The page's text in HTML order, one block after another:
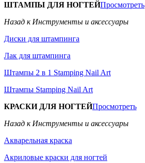
ШТАМПЫ ДЛЯ НОГТЕЙПросмотреть
Назад к Инструменты и аксессуары
Диски для штампинга
Лак для штампинга
Штампы 2 в 1 Stamping Nail Art
Штампы Stamping Nail Art
КРАСКИ ДЛЯ НОГТЕЙПросмотреть
Назад к Инструменты и аксессуары
Акварельная краска
Акриловые краски для ногтей